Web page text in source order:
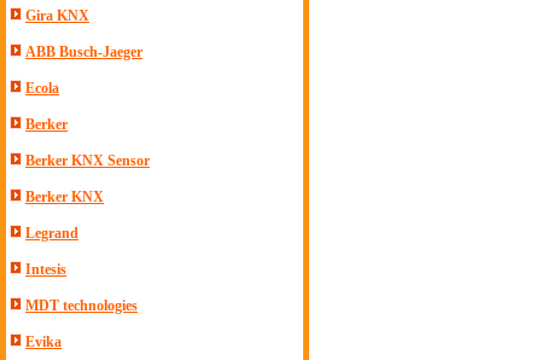
Gira KNX
ABB Busch-Jaeger
Ecola
Berker
Berker KNX Sensor
Berker KNX
Legrand
Intesis
MDT technologies
Evika